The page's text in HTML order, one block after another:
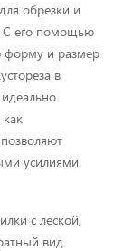
обрезки и
С его помощью
форму и размер
в
усилиями.
с леской,
вид